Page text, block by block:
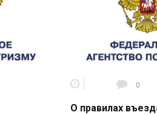
0
О правилах